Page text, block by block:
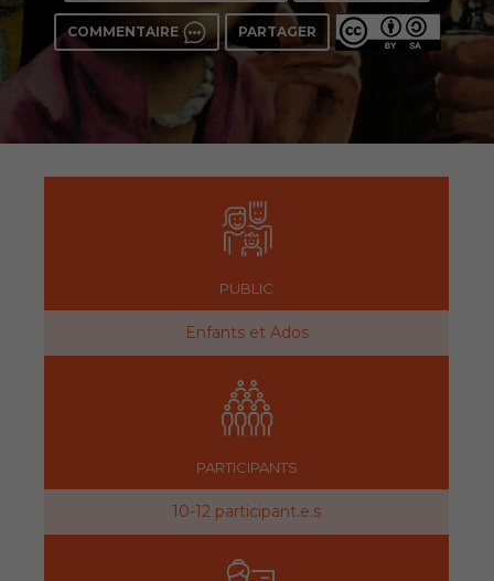
COMMENTAIRE PARTAGER
PUBLIC
Enfants et Ados
PARTICIPANTS
10-12 participant.e.s